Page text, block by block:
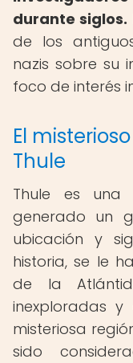
durante siglos.
de los
nazis sobre su
foco de interés
El
Thule
Thule es una
generado un
ubicación y
historia, se le
de la
inexploradas y
misteriosa
sido